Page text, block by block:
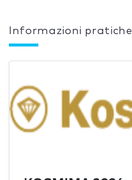
Informazioni pratiche